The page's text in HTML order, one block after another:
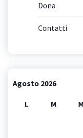
Dona
Contatti
Agosto 2026
L M M